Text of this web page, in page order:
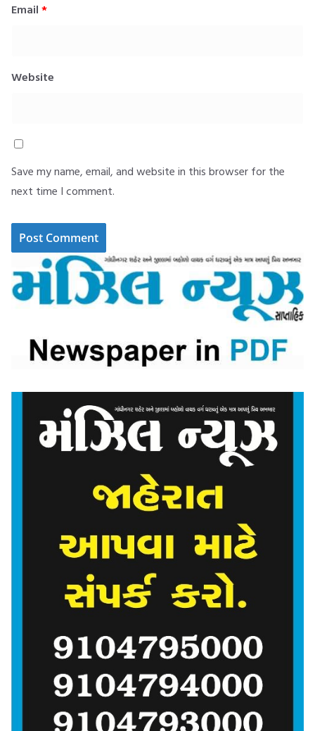
Email *
Website
Save my name, email, and website in this browser for the
next time I comment.